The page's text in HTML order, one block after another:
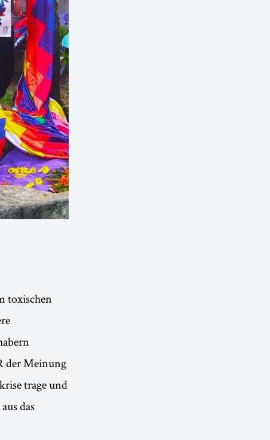
toxischen
der Meinung
trage und
das